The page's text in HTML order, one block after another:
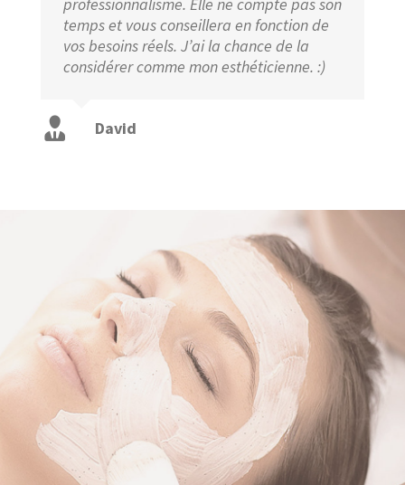
temps et vous conseillera en fonction de
vos besoins réels. J’ai la chance de la
considérer comme mon esthéticienne. :)
David